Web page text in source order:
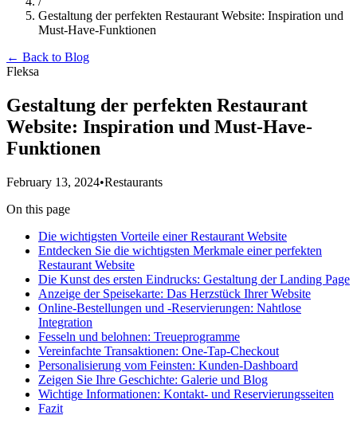
Gestaltung der perfekten Restaurant Website: Inspiration und
Must-Have-Funktionen
← Back to Blog
Fleksa
Gestaltung der perfekten Restaurant
Website: Inspiration und Must-Have-
Funktionen
February 13, 2024•Restaurants
On this page
Die wichtigsten Vorteile einer Restaurant Website
Entdecken Sie die wichtigsten Merkmale einer perfekten
Restaurant Website
Die Kunst des ersten Eindrucks: Gestaltung der Landing Page
Anzeige der Speisekarte: Das Herzstück Ihrer Website
Online-Bestellungen und -Reservierungen: Nahtlose
Integration
Fesseln und belohnen: Treueprogramme
Vereinfachte Transaktionen: One-Tap-Checkout
Personalisierung vom Feinsten: Kunden-Dashboard
Zeigen Sie Ihre Geschichte: Galerie und Blog
Wichtige Informationen: Kontakt- und Reservierungsseiten
Fazit